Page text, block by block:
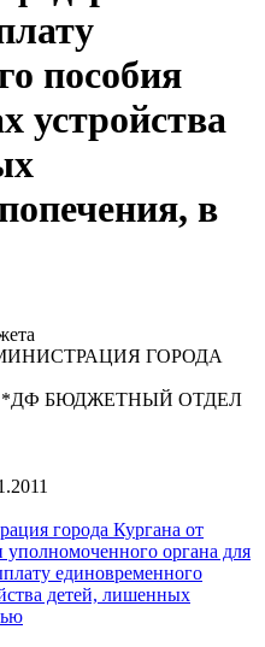
пособия
устройства
в
ГОРОДА
*ДФ БЮДЖЕТНЫЙ ОТДЕЛ
города Кургана от
органа для
единовременного
детей, лишенных